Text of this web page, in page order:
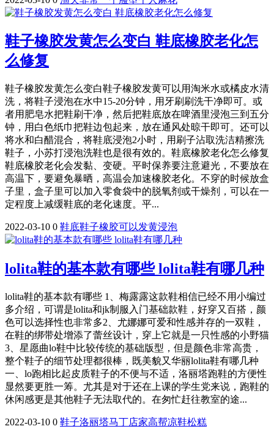
鞋子橡胶发黄怎么变白 鞋底橡胶老化怎
么修复
鞋子橡胶发黄怎么变白鞋子橡胶发黄可以用淘米水或橘皮水清
洗，将鞋子浸泡在水中15-20分钟，用牙刷刷洗干净即可。或
者用肥皂水把鞋刷干净，然后把鞋底放在啤酒里浸泡三到五分
钟，用白色纸巾把鞋边包起来，放在通风处晾干即可。还可以
将水和白醋混合，将鞋底浸泡2小时，用刷子沾取洗洁精擦洗
鞋子，小苏打浸泡洗鞋也是很有效的。鞋底橡胶老化怎么修复
鞋底橡胶老化会发黏、变硬。平时保养要注意避光，不要放在
高温下，要避免暴晒，高温会加速橡胶老化。不穿的时候放盒
子里，盒子里可以加入零食袋中的脱氧剂或干燥剂，可以在一
定程度上减缓鞋底的老化速度。平...
2022-03-10 0 鞋底鞋子橡胶可以发黄浸泡
lolita鞋的基本款有哪些 lolita鞋有哪几种
lolita鞋的基本款有哪些 1、梅露露这款鞋相信已经不用小编过
多介绍，可谓是lolita和jk制服入门基础款鞋，好穿又百搭，颜
色可以选择性也非常多2、尤娜娜可爱和性感并存的一双鞋，
在鞋的绑带处增添了蕾丝设计，穿上它就是一只性感的小野猫
3、星愿曲lo鞋中比较传统的基础版型，但是颜色非常高贵，
整个鞋子的细节处理都很棒，既美貌又华丽lolita鞋有哪几种
一、lo跑相比起皮质鞋子的不便与不适，洛丽塔跑鞋的方便性
显然要更胜一筹。尤其是对于还在上课的学生党来说，跑鞋的
休闲感更是其他鞋子无法取代的。在匆忙赶往教室的途...
2022-03-10 0 鞋子洛丽塔马丁店家高帮凉鞋松糕